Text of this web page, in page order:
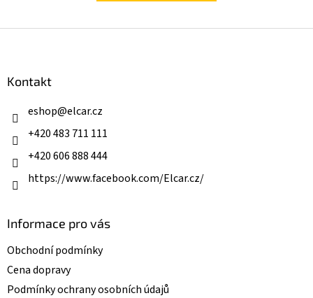
Kontakt
eshop@elcar.cz
+420 483 711 111
+420 606 888 444
https://www.facebook.com/Elcar.cz/
Informace pro vás
Obchodní podmínky
Cena dopravy
Podmínky ochrany osobních údajů